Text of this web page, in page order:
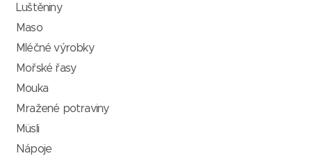
Luštěniny
Maso
Mléčné výrobky
Mořské řasy
Mouka
Mražené potraviny
Müsli
Nápoje